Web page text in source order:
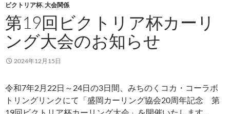
ビクトリア杯,大会関係
第19回ビクトリア杯カーリ
ング大会のお知らせ
2024年12月15日
令和7年2月22日～24日の3日間、みちのくコカ・コーラボ
トリングリンクにて「盛岡カーリング協会20周年記念 第